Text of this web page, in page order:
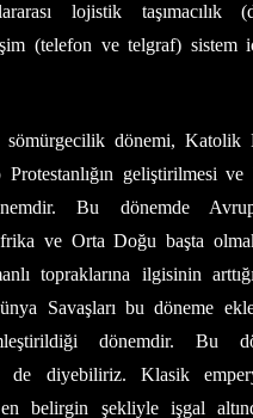
lojistik taşımacılık
(telefon ve telgraf) sistem
dönemi, Katolik
geliştirilmesi
Bu dönemde
ve Orta Doğu başta
topraklarına ilgisinin
Savaşları bu döneme
dönemdir. Bu
de diyebiliriz. Klasik
en belirgin şekliyle işgal